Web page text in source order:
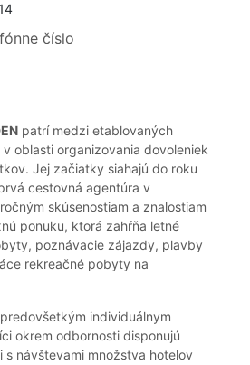
číslo
patrí medzi etablovaných
oblasti organizovania dovoleniek
Jej začiatky siahajú do roku
cestovná agentúra v
skúsenostiam a znalostiam
ponuku, ktorá zahŕňa letné
poznávacie zájazdy, plavby
rekreačné pobyty na
individuálnym
okrem odbornosti disponujú
s návštevami množstva hotelov